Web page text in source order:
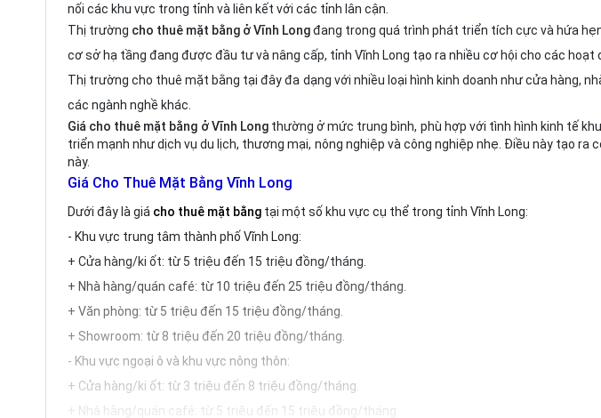
nối các khu vực trong tỉnh và liên kết với các tỉnh lân cận.
Thị trường cho thuê mặt bằng ở Vĩnh Longđang trong quá trình phát triển tích cực và hứa
cơ sở hạ tầng đang được đầu tư và nâng cấp, tỉnh Vĩnh Long tạo ra nhiều cơ hội cho các hoạt
Thị trường cho thuê mặt bằng tại đây đa dạng với nhiều loại hình kinh doanh như cửa hàng,
các ngành nghề khác.
Giá cho thuê mặt bằng ở Vĩnh Longthường ở mức trung bình, phù hợp với tình hình kinh tế
triển mạnh như dịch vụ du lịch, thương mại, nông nghiệp và công nghiệp nhẹ. Điều này tạo ra
này.
Giá Cho Thuê Mặt Bằng Vĩnh Long
Dưới đây là giá cho thuê mặt bằng tại một số khu vực cụ thể trong tỉnh Vĩnh Long:
- Khu vực trung tâm thành phố Vĩnh Long:
+ Cửa hàng/ki ốt: từ 5 triệu đến 15 triệu đồng/tháng.
+ Nhà hàng/quán café: từ 10 triệu đến 25 triệu đồng/tháng.
+ Văn phòng: từ 5 triệu đến 15 triệu đồng/tháng.
+ Showroom: từ 8 triệu đến 20 triệu đồng/tháng.
- Khu vực ngoại ô và khu vực nông thôn:
+ Cửa hàng/ki ốt: từ 3 triệu đến 8 triệu đồng/tháng.
+ Nhà hàng/quán café: từ 5 triệu đến 15 triệu đồng/tháng.